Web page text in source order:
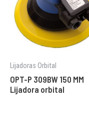
Lijadoras Orbital
OPT-P 309BW 150 MM
Lijadora orbital